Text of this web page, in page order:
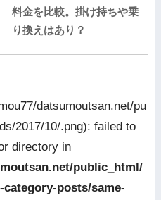
料金を比較。掛け持ちや乗
り換えはあり？
datsumoutsan.net/pu
2017/10/.png): failed to
directory in
public_html/
posts/same-